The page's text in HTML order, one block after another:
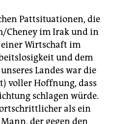
Pattsituationen, die
Cheney im Irak und in
Wirtschaft im
und dem
Landes war die
voller Hoffnung, dass
schlagen würde.
als ein
der gegen den